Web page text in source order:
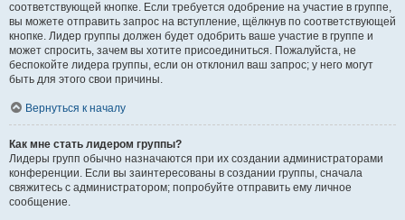
соответствующей кнопке. Если требуется одобрение на участие в группе,
вы можете отправить запрос на вступление, щёлкнув по соответствующей
кнопке. Лидер группы должен будет одобрить ваше участие в группе и
может спросить, зачем вы хотите присоединиться. Пожалуйста, не
беспокойте лидера группы, если он отклонил ваш запрос; у него могут
быть для этого свои причины.
Вернуться к началу
Как мне стать лидером группы?
Лидеры групп обычно назначаются при их создании администраторами
конференции. Если вы заинтересованы в создании группы, сначала
свяжитесь с администратором; попробуйте отправить ему личное
сообщение.